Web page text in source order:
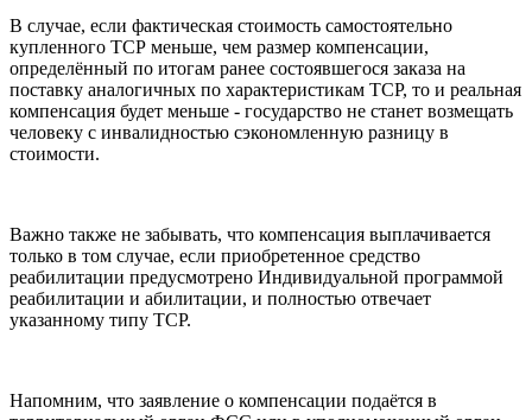
В случае, если фактическая стоимость самостоятельно
купленного ТСР меньше, чем размер компенсации,
определённый по итогам ранее состоявшегося заказа на
поставку аналогичных по характеристикам ТСР, то и реальная
компенсация будет меньше - государство не станет возмещать
человеку с инвалидностью сэкономленную разницу в
стоимости.
Важно также не забывать, что компенсация выплачивается
только в том случае, если приобретенное средство
реабилитации предусмотрено Индивидуальной программой
реабилитации и абилитации, и полностью отвечает
указанному типу ТСР.
Напомним, что заявление о компенсации подаётся в